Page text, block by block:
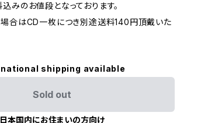
みのお値段となっております。
合はCD一枚につき別途送料140円頂戴いた
shipping available
Sold out
日本国内にお住まいの方向け